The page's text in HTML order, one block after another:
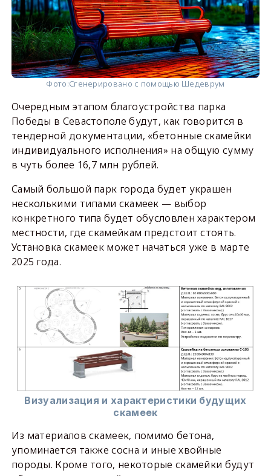
Фото:Сгенерировано с помощью Шедеврум
Очередным этапом благоустройства парка
Победы в Севастополе будут, как говорится в
тендерной документации, «бетонные скамейки
индивидуального исполнения» на общую сумму
в чуть более 16,7 млн рублей.
Самый большой парк города будет украшен
несколькими типами скамеек — выбор
конкретного типа будет обусловлен характером
местности, где скамейкам предстоит стоять.
Установка скамеек может начаться уже в марте
2025 года.
Визуализация и характеристики будущих
скамеек
Из материалов скамеек, помимо бетона,
упоминается также сосна и иные хвойные
породы. Кроме того, некоторые скамейки будут